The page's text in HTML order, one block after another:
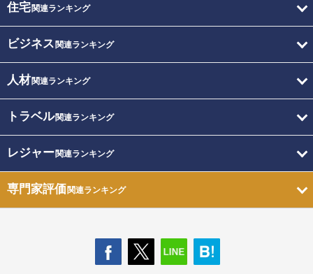
住宅関連ランキング
ビジネス 関連ランキング
人材関連ランキング
トラベル関連ランキング
レジャー関連ランキング
専門家評価関連ランキング